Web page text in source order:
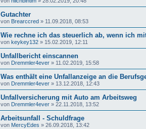
Gutachter
von Brearccred » 11.09.2018, 08:53
Wie rechne ich das steuerlich ab, wenn ich
von keykey132 » 15.02.2019, 12:11
Unfallbericht einscannen
von Dremmler4ever » 11.02.2019, 15:58
Was enthält eine Unfallanzeige an die
von Dremmler4ever » 13.12.2018, 12:43
Unfallversicherung mit Auto am Arbeitsweg
von Dremmler4ever » 22.11.2018, 13:52
Arbeitsunfall - Schuldfrage
von MercyEdes » 26.09.2018, 13:42